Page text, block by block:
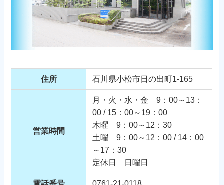
住所 石川県小松市日の出町1-165
営業時間
月・火・水・金 9：00～13：
00 / 15：00～19：00
木曜 9：00～12：30
土曜 9：00～12：00 / 14：00
～17：30
定休日 日曜日